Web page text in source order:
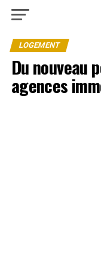
LOGEMENT
Du nouveau
agences